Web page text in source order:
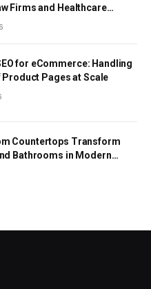
Firms and Healthcare
for eCommerce: Handling
Pages at Scale
Countertops Transform
Bathrooms in Modern